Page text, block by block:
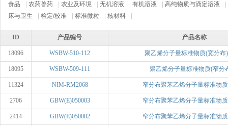
食品 农药兽药 农业及环境 无机溶液 有机溶液 高纯物质与滴定溶液
床与卫生
检定/校准 标准微粒 核材料
ID 产品编号 产品名称
18096 WSBW-510-112 聚乙烯分子量标准物质(宽分布
18095 WSBW-509-111 聚乙烯分子量标准物质(窄分
11324 NIM-RM2068 窄分布聚苯乙烯分子量标准物
2706 GBW(E)050003 窄分布聚苯乙烯分子量标准物
2414 GBW(E)050002 窄分布聚苯乙烯分子量标准物